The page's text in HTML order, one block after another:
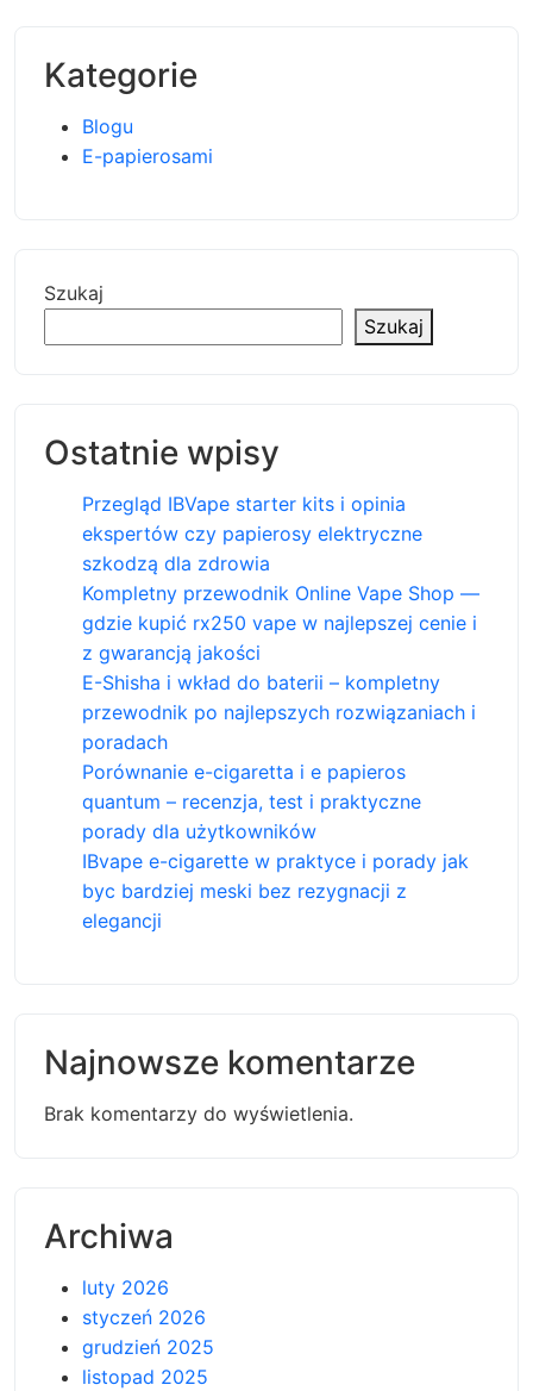
Kategorie
Blogu
E-papierosami
Szukaj
Szukaj
Ostatnie wpisy
Przegląd IBVape starter kits i opinia
ekspertów czy papierosy elektryczne
szkodzą dla zdrowia
Kompletny przewodnik Online Vape Shop —
gdzie kupić rx250 vape w najlepszej cenie i
z gwarancją jakości
E-Shisha i wkład do baterii – kompletny
przewodnik po najlepszych rozwiązaniach i
poradach
Porównanie e-cigaretta i e papieros
quantum – recenzja, test i praktyczne
porady dla użytkowników
IBvape e-cigarette w praktyce i porady jak
byc bardziej meski bez rezygnacji z
elegancji
Najnowsze komentarze
Brak komentarzy do wyświetlenia.
Archiwa
luty 2026
styczeń 2026
grudzień 2025
listopad 2025